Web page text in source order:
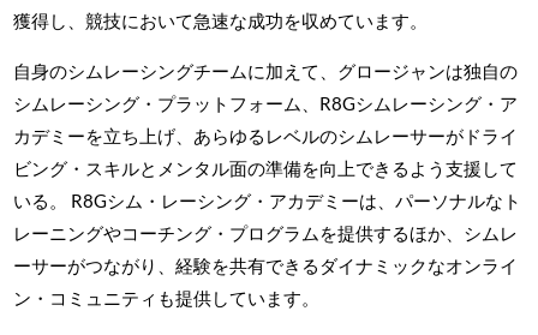
獲得し、競技において急速な成功を収めています。
自身のシムレーシングチームに加えて、グロージャンは独自の
シムレーシング・プラットフォーム、R8Gシムレーシング・ア
カデミーを立ち上げ、あらゆるレベルのシムレーサーがドライ
ビング・スキルとメンタル面の準備を向上できるよう支援して
いる。 R8Gシム・レーシング・アカデミーは、パーソナルなト
レーニングやコーチング・プログラムを提供するほか、シムレ
ーサーがつながり、経験を共有できるダイナミックなオンライ
ン・コミュニティも提供しています。